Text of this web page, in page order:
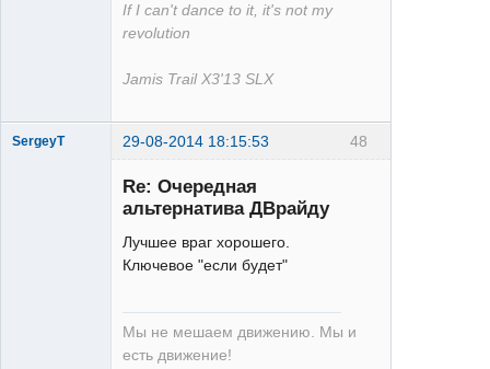
If I can't dance to it, it's not my
revolution
Jamis Trail X3'13 SLX
48
SergeyT 29-08-2014 18:15:53
Re: Очередная
альтернатива ДВрайду
Лучшее враг хорошего.
Ключевое "если будет"
Мы не мешаем движению. Мы и
есть движение!